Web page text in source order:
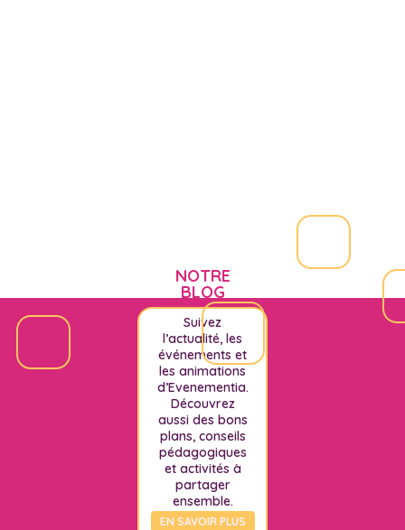
NOTRE
BLOG
Suivez
l’actualité, les
événements et
les animations
d’Evenementia.
Découvrez
aussi des bons
plans, conseils
pédagogiques
et activités à
partager
ensemble.
EN SAVOIR PLUS